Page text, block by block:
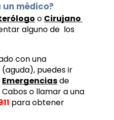
médico?
o Cirujano
alguno de  los
con una
puedes ir
Emergencias
para obtener